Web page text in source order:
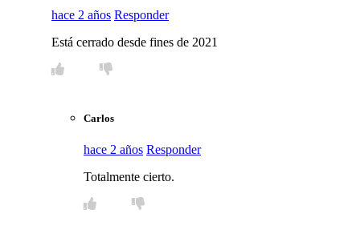
hace 2 años Responder
Está cerrado desde fines de 2021
Carlos
hace 2 años Responder
Totalmente cierto.